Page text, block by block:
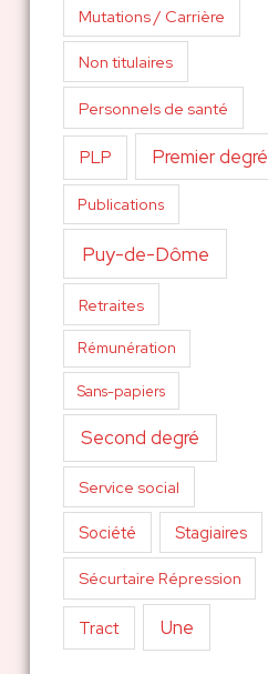
Mutations / Carrière
Non titulaires
Personnels de santé
PLP Premier degré
Publications
Puy-de-Dôme
Retraites
Rémunération
Sans-papiers
Second degré
Service social
Société Stagiaires
Sécurtaire Répression
Tract Une